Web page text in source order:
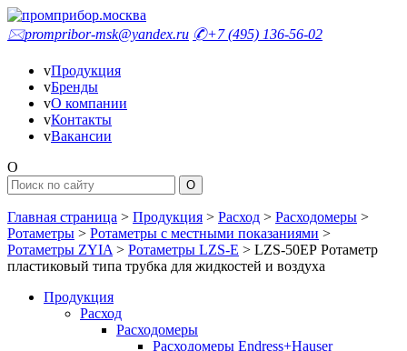
🖂prompribor-msk@yandex.ru ✆+7 (495) 136-56-02
vПродукция
vБренды
vО компании
vКонтакты
vВакансии
O
Главная страница > Продукция > Расход > Расходомеры >
Ротаметры > Ротаметры с местными показаниями >
Ротаметры ZYIA > Ротаметры LZS-E > LZS-50EР Ротаметр
пластиковый типа трубка для жидкостей и воздуха
Продукция
Расход
Расходомеры
Расходомеры Endress+Hauser